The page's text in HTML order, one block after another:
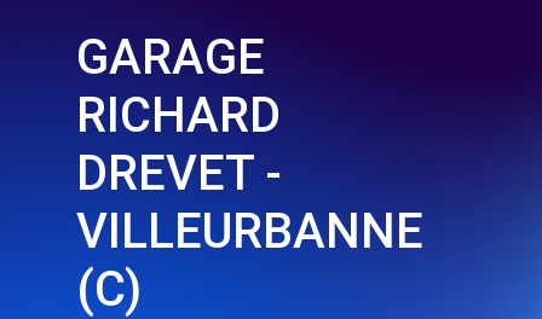
GARAGE
RICHARD
DREVET -
VILLEURBANNE
(C)